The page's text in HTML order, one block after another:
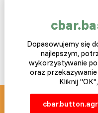
Dopasowujemy się
najlepszym,
wykorzystywanie
oraz
Kliknij